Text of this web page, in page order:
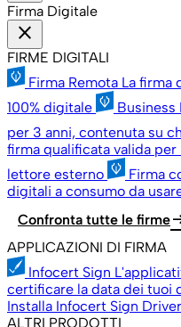
Firma Digitale
close
FIRME DIGITALI
Firma Remota La firma
100% digitale
Business
per 3 anni, contenuta su
firma qualificata valida per
lettore esterno
Firma
digitali a consumo da
Confronta tutte le firme
APPLICAZIONI DI FIRMA
Infocert Sign
certificare la data dei tuoi
Installa Infocert Sign
ALTRI PRODOTTI